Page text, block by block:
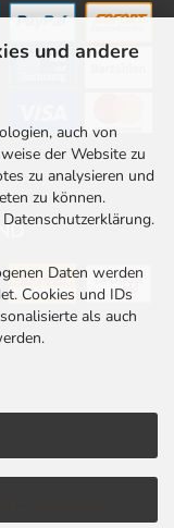
und andere
auch von
der Website zu
zu analysieren und
zu können.
Daten werden
Cookies und IDs
als auch